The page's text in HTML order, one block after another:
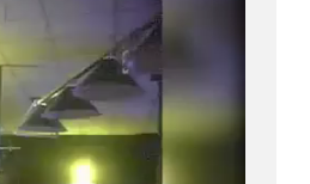
აფრიკის ქვეყნები
ამერიკულ დოლარზე
უარს ამბობენ